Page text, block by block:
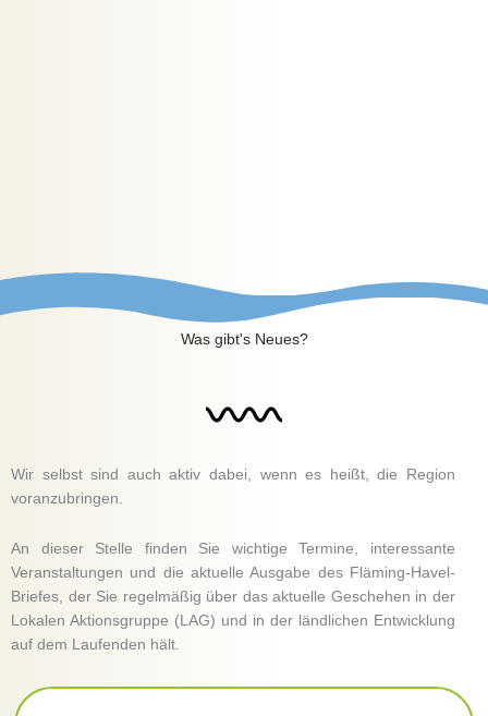
Was gibt's Neues​?
Wir selbst sind auch aktiv dabei, wenn es heißt, die Region
voranzubringen.
An dieser Stelle finden Sie wichtige Termine, interessante
Veranstaltungen und die aktuelle Ausgabe des Fläming-Havel-
Briefes, der Sie regelmäßig über das aktuelle Geschehen in der
Lokalen Aktionsgruppe (LAG) und in der ländlichen Entwicklung
auf dem Laufenden hält.